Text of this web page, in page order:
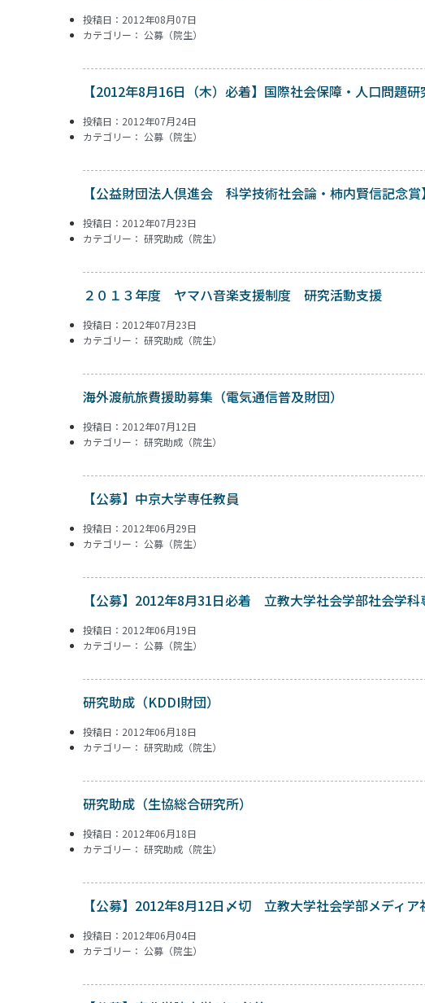
投稿日：2012年08月07日
カテゴリー： 公募（院生）
【2012年8月16日（木）必着】国際社会保障・人口問題
投稿日：2012年07月24日
カテゴリー： 公募（院生）
【公益財団法人倶進会 科学技術社会論・柿内賢信記念賞】
投稿日：2012年07月23日
カテゴリー： 研究助成（院生）
２０１３年度 ヤマハ音楽支援制度 研究活動支援
投稿日：2012年07月23日
カテゴリー： 研究助成（院生）
海外渡航旅費援助募集（電気通信普及財団）
投稿日：2012年07月12日
カテゴリー： 研究助成（院生）
【公募】中京大学専任教員
投稿日：2012年06月29日
カテゴリー： 公募（院生）
【公募】2012年8月31日必着 立教大学社会学部社会学
投稿日：2012年06月19日
カテゴリー： 公募（院生）
研究助成（KDDI財団）
投稿日：2012年06月18日
カテゴリー： 研究助成（院生）
研究助成（生協総合研究所）
投稿日：2012年06月18日
カテゴリー： 研究助成（院生）
【公募】2012年8月12日〆切 立教大学社会学部メディ
投稿日：2012年06月04日
カテゴリー： 公募（院生）